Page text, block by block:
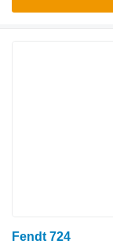
Fendt 724